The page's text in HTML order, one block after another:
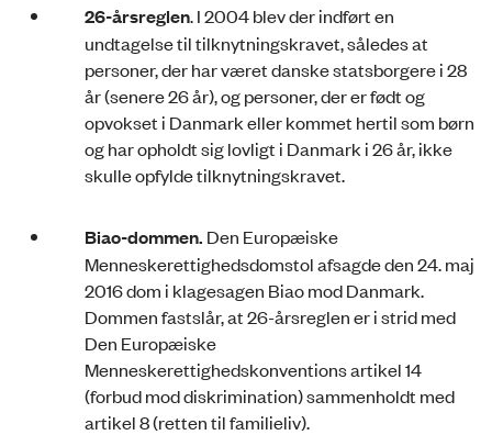
26-årsreglen. I 2004 blev der indført en
undtagelse til tilknytningskravet, således at
personer, der har været danske statsborgere i 28
år (senere 26 år), og personer, der er født og
opvokset i Danmark eller kommet hertil som børn
og har opholdt sig lovligt i Danmark i 26 år, ikke
skulle opfylde tilknytningskravet.
Biao-dommen. Den Europæiske
Menneskerettighedsdomstol afsagde den 24. maj
2016 dom i klagesagen Biao mod Danmark.
Dommen fastslår, at 26-årsreglen er i strid med
Den Europæiske
Menneskerettighedskonventions artikel 14
(forbud mod diskrimination) sammenholdt med
artikel 8 (retten til familieliv).